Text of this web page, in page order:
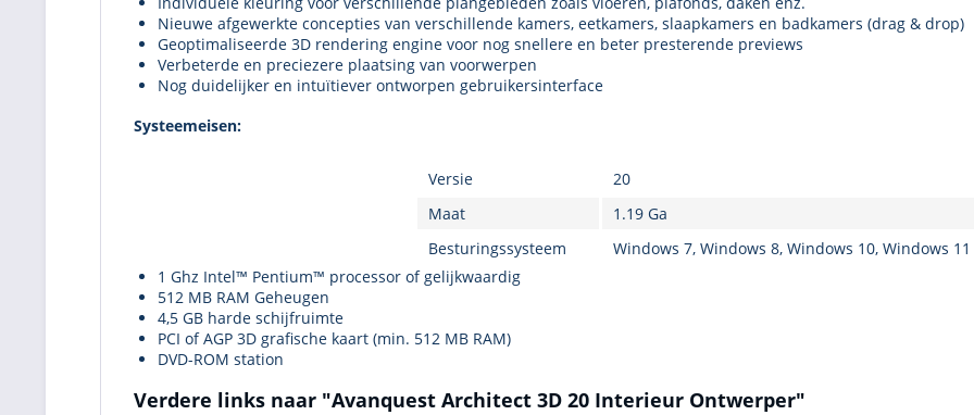
Nieuwe afgewerkte concepties van verschillende kamers, eetkamers, slaapkamers en badkamers (drag & drop)
Geoptimaliseerde 3D rendering engine voor nog snellere en beter presterende previews
Verbeterde en preciezere plaatsing van voorwerpen
Nog duidelijker en intuïtiever ontworpen gebruikersinterface
Systeemeisen:
Versie
20
Maat
1.19 Ga
Besturingssysteem
Windows 7, Windows 8, Windows 10, Windows 11
1 Ghz Intel™ Pentium™ processor of gelijkwaardig
512 MB RAM Geheugen
4,5 GB harde schijfruimte
PCI of AGP 3D grafische kaart (min. 512 MB RAM)
DVD-ROM station
Verdere links naar "Avanquest Architect 3D 20 Interieur Ontwerper"